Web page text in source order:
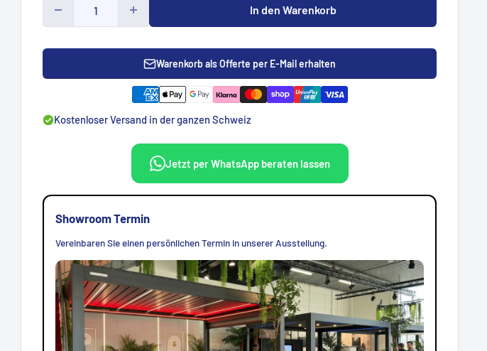
In den Warenkorb
Warenkorb als Offerte per E-Mail erhalten
Kostenloser Versand in der ganzen Schweiz
Jetzt per WhatsApp beraten lassen
Showroom Termin
Vereinbaren Sie einen persönlichen Termin in unserer Ausstellung.